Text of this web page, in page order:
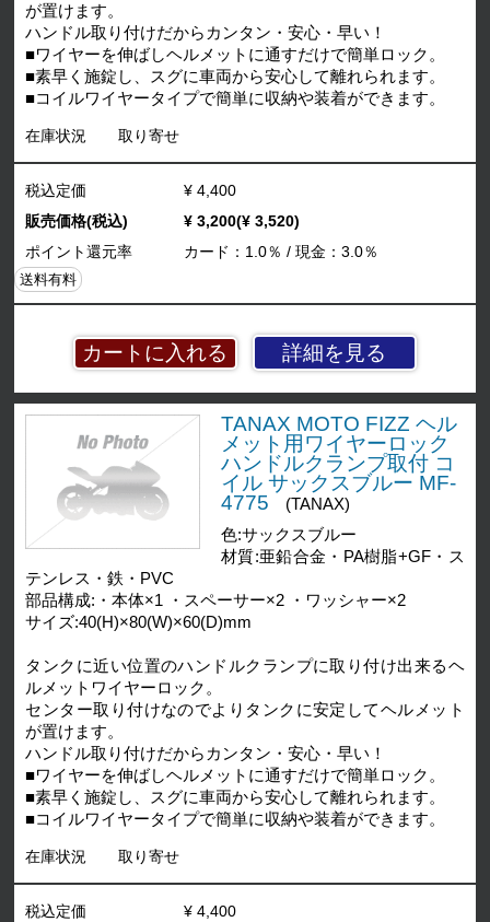
が置けます。
ハンドル取り付けだからカンタン・安心・早い！
■ワイヤーを伸ばしヘルメットに通すだけで簡単ロック。
■素早く施錠し、スグに車両から安心して離れられます。
■コイルワイヤータイプで簡単に収納や装着ができます。
在庫状況 取り寄せ
詳細を見る
税込定価
¥ 4,400
販売価格(税込)
¥ 3,200(¥ 3,520)
ポイント還元率
カード：1.0％ / 現金：3.0％
送料有料
TANAX MOTO FIZZ ヘル
メット用ワイヤーロック
ハンドルクランプ取付 コ
イル サックスブルー MF-
4775
(TANAX)
色:サックスブルー
材質:亜鉛合金・PA樹脂+GF・ス
テンレス・鉄・PVC
部品構成:・本体×1 ・スペーサー×2 ・ワッシャー×2
サイズ:40(H)×80(W)×60(D)mm
タンクに近い位置のハンドルクランプに取り付け出来るヘ
ルメットワイヤーロック。
センター取り付けなのでよりタンクに安定してヘルメット
が置けます。
ハンドル取り付けだからカンタン・安心・早い！
■ワイヤーを伸ばしヘルメットに通すだけで簡単ロック。
■素早く施錠し、スグに車両から安心して離れられます。
■コイルワイヤータイプで簡単に収納や装着ができます。
在庫状況 取り寄せ
税込定価
¥ 4,400